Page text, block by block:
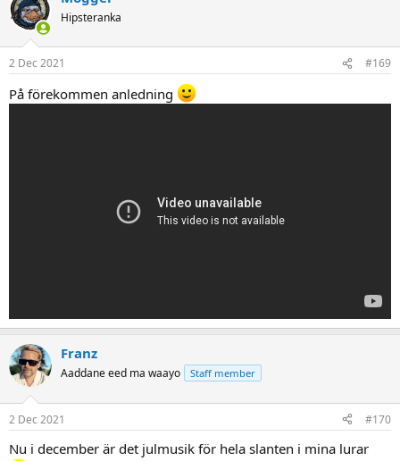
Hipsteranka
2 Dec 2021 #169
På förekommen anledning
Franz
Aaddane eed ma waayo Staff member
2 Dec 2021 #170
Nu i december är det julmusik för hela slanten i mina lurar